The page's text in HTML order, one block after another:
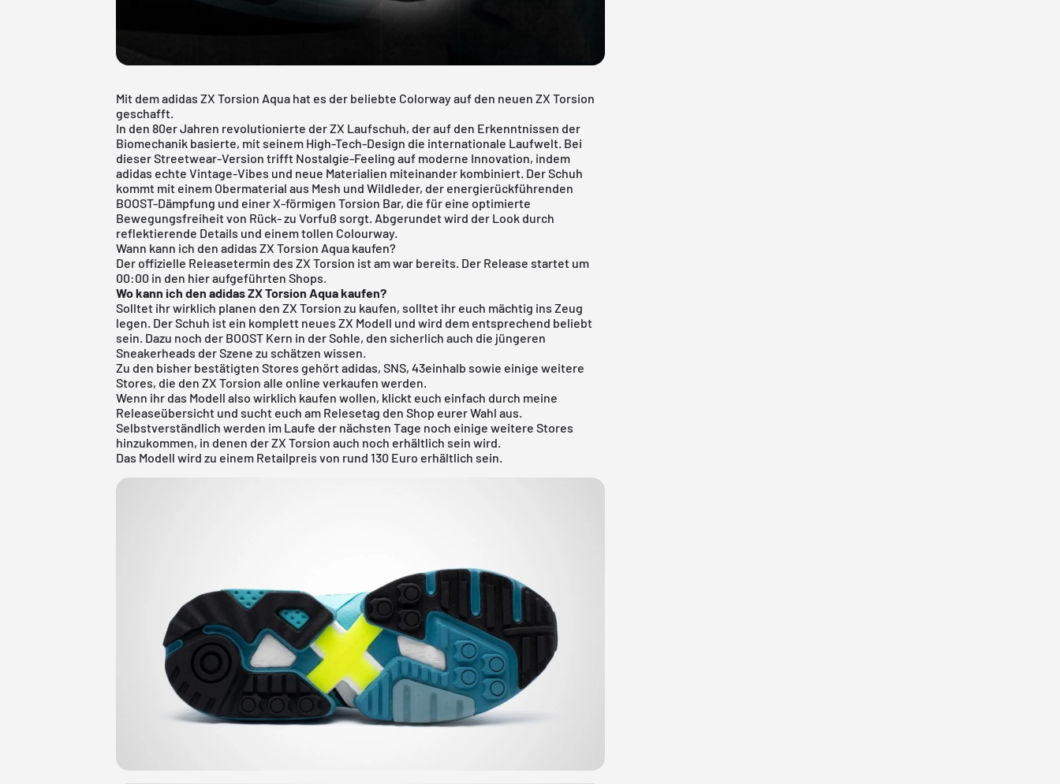
Mit dem adidas ZX Torsion Aqua hat es der beliebte Colorway auf den neuen ZX Torsion
geschafft.
In den 80er Jahren revolutionierte der ZX Laufschuh, der auf den Erkenntnissen der
Biomechanik basierte, mit seinem High-Tech-Design die internationale Laufwelt. Bei
dieser Streetwear-Version trifft Nostalgie-Feeling auf moderne Innovation, indem
adidas echte Vintage-Vibes und neue Materialien miteinander kombiniert. Der Schuh
kommt mit einem Obermaterial aus Mesh und Wildleder, der energierückführenden
BOOST-Dämpfung und einer X-förmigen Torsion Bar, die für eine optimierte
Bewegungsfreiheit von Rück- zu Vorfuß sorgt. Abgerundet wird der Look durch
reflektierende Details und einem tollen Colourway.
Wann kann ich den adidas ZX Torsion Aqua kaufen?
Der offizielle Releasetermin des ZX Torsion ist am war bereits. Der Release startet um
00:00 in den hier aufgeführten Shops.
Wo kann ich den adidas ZX Torsion Aquakaufen?
Solltet ihr wirklich planen den ZX Torsion zu kaufen, solltet ihr euch mächtig ins Zeug
legen. Der Schuh ist ein komplett neues ZX Modell und wird dem entsprechend beliebt
sein. Dazu noch der BOOST Kern in der Sohle, den sicherlich auch die jüngeren
Sneakerheads der Szene zu schätzen wissen.
Zu den bisher bestätigten Stores gehört adidas,SNS,43einhalbsowie einige weitere
Stores, die den ZX Torsion alle online verkaufen werden.
Wenn ihr das Modell also wirklich kaufen wollen, klickt euch einfach durch meine
Releaseübersicht und sucht euch am Relesetag den Shop eurer Wahl aus.
Selbstverständlich werden im Laufe der nächsten Tage noch einige weitere Stores
hinzukommen, in denen der ZX Torsion auch noch erhältlich sein wird.
Das Modell wird zu einem Retailpreis von rund 130 Euro erhältlich sein.